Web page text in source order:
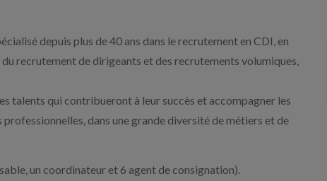
depuis plus de 40 ans dans le recrutement en CDI, en
recrutement de dirigeants et des recrutements volumiques,
talents qui contribueront à leur succès et accompagner les
dans une grande diversité de métiers et de
un coordinateur et 6 agent de consignation).